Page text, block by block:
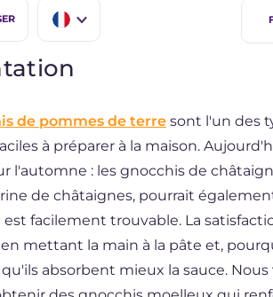
DE
ES
BR
NL
de pommes de terre sont l'un des
à préparer à la maison.
l'automne : les gnocchis de
de châtaignes, pourrait
facilement trouvable. La
mettant la main à la pâte et,
absorbent mieux la sauce.